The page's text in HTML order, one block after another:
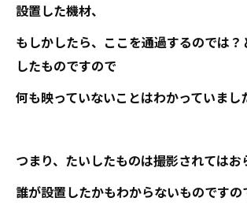
設置した機材、
もしかしたら、ここを通過するのでは
したものですので
何も映っていないことはわかっていまし
つまり、たいしたものは撮影されてはお
誰が設置したかもわからないものです